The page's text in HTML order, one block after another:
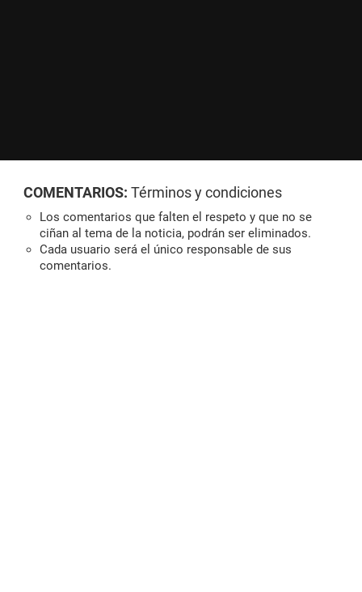
COMENTARIOS: Términos y condiciones
Los comentarios que falten el respeto y que no se
ciñan al tema de la noticia, podrán ser eliminados.
Cada usuario será el único responsable de sus
comentarios.